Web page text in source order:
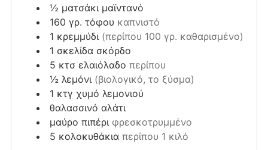
½ ματσάκι μαϊντανό
160 γρ. τόφου καπνιστό
1 κρεμμύδι (περίπου 100 γρ. καθαρισμένο)
1 σκελίδα σκόρδο
5 κτσ ελαιόλαδο περίπου
½ λεμόνι (βιολογικό, το ξύσμα)
1 κτγ χυμό λεμονιού
θαλασσινό αλάτι
μαύρο πιπέρι φρεσκοτρυμμένο
5 κολοκυθάκια περίπου 1 κιλό